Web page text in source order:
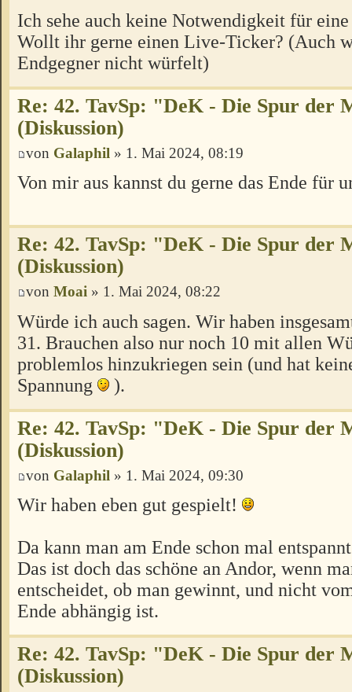
Ich sehe auch keine Notwendigkeit für
Wollt ihr gerne einen Live-Ticker? (Auch
Endgegner nicht würfelt)
Re: 42. TavSp: "DeK - Die Spur der
(Diskussion)
von Galaphil » 1. Mai 2024, 08:19
Von mir aus kannst du gerne das Ende für
Re: 42. TavSp: "DeK - Die Spur der
(Diskussion)
von Moai » 1. Mai 2024, 08:22
Würde ich auch sagen. Wir haben
31. Brauchen also nur noch 10 mit allen
problemlos hinzukriegen sein (und hat
Spannung
).
Re: 42. TavSp: "DeK - Die Spur der
(Diskussion)
von Galaphil » 1. Mai 2024, 09:30
Wir haben eben gut gespielt!
Da kann man am Ende schon mal
Das ist doch das schöne an Andor, wenn
entscheidet, ob man gewinnt, und nicht
Ende abhängig ist.
Re: 42. TavSp: "DeK - Die Spur der
(Diskussion)